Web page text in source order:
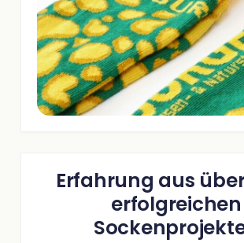
Erfahrung aus
erfolgreichen